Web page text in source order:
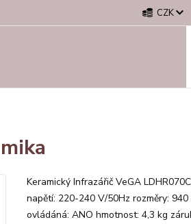
CZK
Keramický Infrazářič VeGA
napětí: 220-240 V/50Hz rozměry:
ovládáná: ANO hmotnost: 4,3 kg